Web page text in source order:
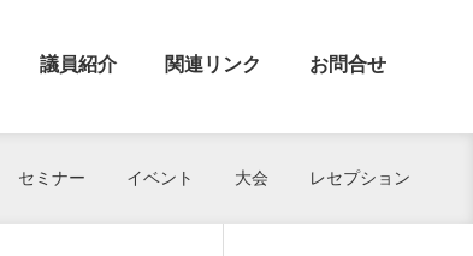
議員紹介 関連リンク お問合せ
セミナー イベント 大会 レセプション